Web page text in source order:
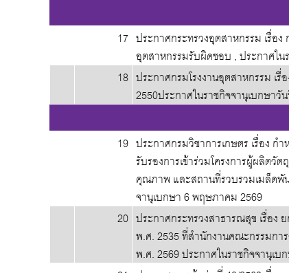
17 ประกาศกระทรวงอุตสาหกรรม เรื่อ
อุตสาหกรรมรับผิดชอบ , ประกาศใน
18 ประกาศกรมโรงงานอุตสาหกรรม เ
2550ประกาศในราชกิจจานุเบกษา
19 ประกาศกรมวิชาการเกษตร เรื่อง
รับรองการเข้าร่วมโครงการผู้ผลิต
คุณภาพ และสถานที่รวบรวมเมล็ด
จานุเบกษา 6 พฤษภาคม 2569
20 ประกาศกระทรวงสาธารณสุข เรื่อ
พ.ศ. 2535 ที่สำนักงานคณะกรรมก
พ.ศ. 2569 ประกาศในราชกิจจานุเบ